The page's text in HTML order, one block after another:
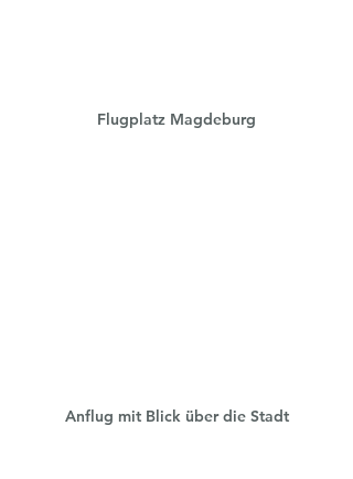
Flugplatz Magdeburg
Anflug mit Blick über die Stadt